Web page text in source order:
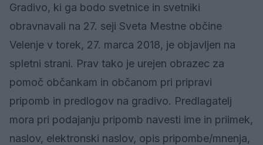
Gradivo, ki ga bodo svetnice in svetniki
obravnavali na 27. seji Sveta Mestne občine
Velenje v torek, 27. marca 2018, je objavljen na
spletni strani. Prav tako je urejen obrazec za
pomoč občankam in občanom pri pripravi
pripomb in predlogov na gradivo. Predlagatelj
mora pri podajanju pripomb navesti ime in priimek,
naslov, elektronski naslov, opis pripombe/mnenja,